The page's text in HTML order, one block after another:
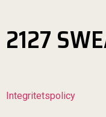
2127
Integritetspolicy